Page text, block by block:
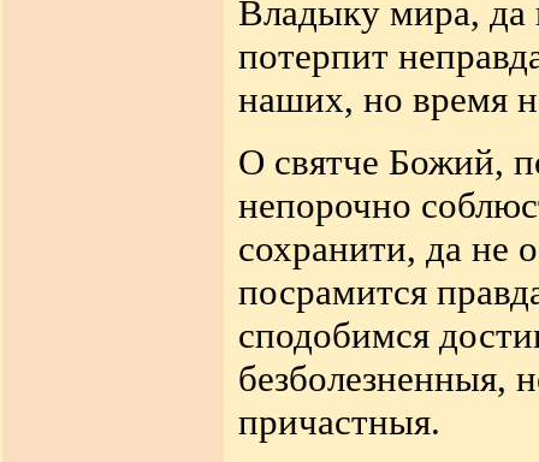
Владыку мира, да
потерпит
наших, но время
О святче Божий,
непорочно
сохранити, да не
посрамится
сподобимся
причастныя.